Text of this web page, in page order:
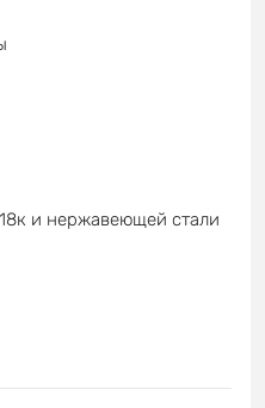
18к и нержавеющей стали